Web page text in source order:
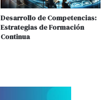
Desarrollo de Competencias:
Estrategias de Formación
Continua